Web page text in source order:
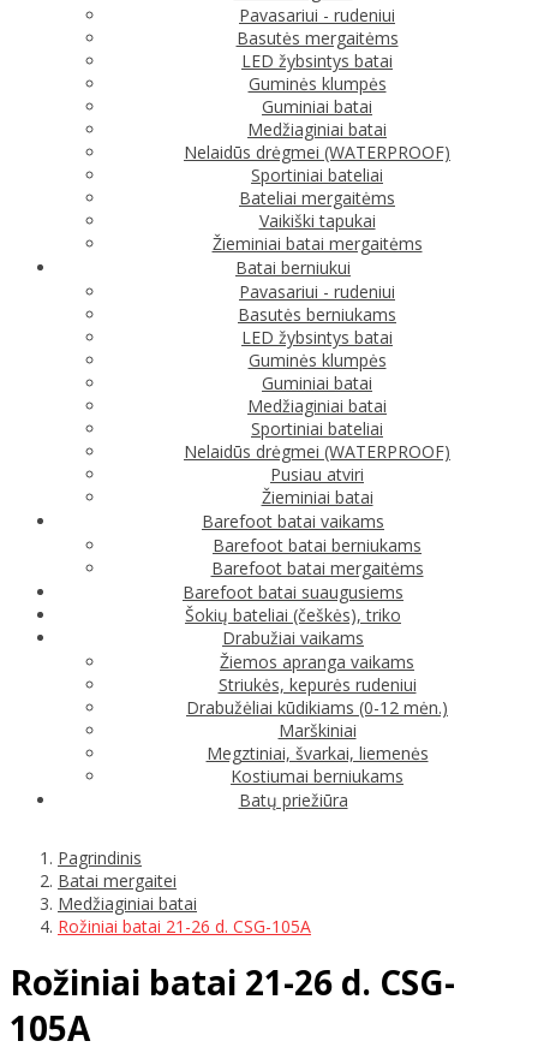
Pavasariui - rudeniui
Basutės mergaitėms
LED žybsintys batai
Guminės klumpės
Guminiai batai
Medžiaginiai batai
Nelaidūs drėgmei (WATERPROOF)
Sportiniai bateliai
Bateliai mergaitėms
Vaikiški tapukai
Žieminiai batai mergaitėms
Batai berniukui
Pavasariui - rudeniui
Basutės berniukams
LED žybsintys batai
Guminės klumpės
Guminiai batai
Medžiaginiai batai
Sportiniai bateliai
Nelaidūs drėgmei (WATERPROOF)
Pusiau atviri
Žieminiai batai
Barefoot batai vaikams
Barefoot batai berniukams
Barefoot batai mergaitėms
Barefoot batai suaugusiems
Šokių bateliai (češkės), triko
Drabužiai vaikams
Žiemos apranga vaikams
Striukės, kepurės rudeniui
Drabužėliai kūdikiams (0-12 mėn.)
Marškiniai
Megztiniai, švarkai, liemenės
Kostiumai berniukams
Batų priežiūra
Pagrindinis
Batai mergaitei
Medžiaginiai batai
Rožiniai batai 21-26 d. CSG-105A
Rožiniai batai 21-26 d. CSG-
105A